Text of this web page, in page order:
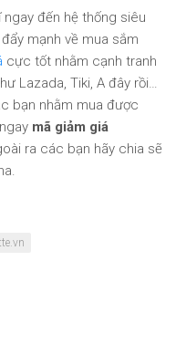
đến hệ thống siêu
mạnh về mua sắm
cực tốt nhằm cạnh tranh
Lazada, Tiki, A đây rồi…
bạn nhằm mua được
mã giảm giá
ra các bạn hãy chia sẽ